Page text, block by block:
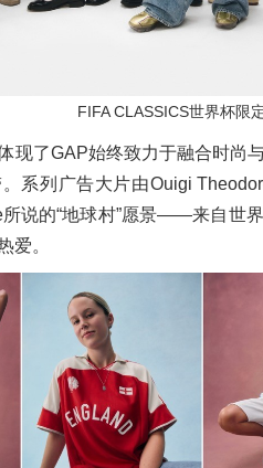
FIFA CLASSICS世界杯限
现了GAP始终致力于融合时尚
系列广告大片由Ouigi
说的“地球村”愿景——来自世
爱。